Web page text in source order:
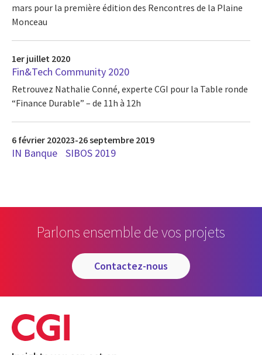
mars pour la première édition des Rencontres de la Plaine
Monceau
1er juillet 2020
Fin&Tech Community 2020
Retrouvez Nathalie Conné, experte CGI pour la Table ronde
“Finance Durable” – de 11h à 12h
6 février 2020
IN Banque
23-26 septembre 2019
SIBOS 2019
Parlons ensemble de vos projets
contactez-nous